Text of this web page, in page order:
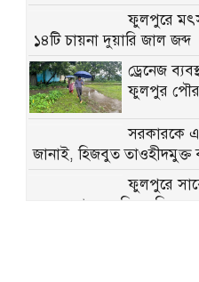
ফুলপুরে
১৪টি চায়না দুয়ারি জাল জব্দ
ড্রেনেজ
ফুলপুর
সরকারকে
জানাই, হিজবুত তাওহীদমুক্ত
ফুলপুরে
মরহুম আব্দুল মতিন মতি’র